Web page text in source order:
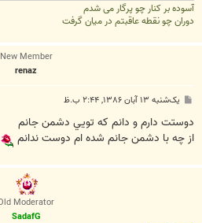
آسوده بر کنار چو پرگار می شدم
دوران چو نقطه عاقبتم در میان گرفت
New Member
renaz
پ
ت
یک‌شنبه ۱۳ آبان ۱۳۸۶, ۲:۴۴ ب.ظ
دوستت دارم و دانم كه تويي دشمن جانم
از چه با دشمن جانم شده ام دوست ندانم
Old Moderator
SadafG